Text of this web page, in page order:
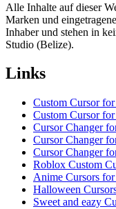
Alle Inhalte auf dieser
Marken und
Inhaber und stehen in
Studio (Belize).
Links
Custom Cursor
Custom Cursor
Cursor Changer
Cursor Changer
Cursor Changer
Roblox Custom
Anime Cursors
Halloween
Sweet and eazy